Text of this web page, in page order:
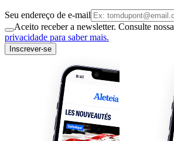
Seu endereço de e-mail
Aceito receber a newsletter. Consulte nossa
privacidade para saber mais.
Inscrever-se